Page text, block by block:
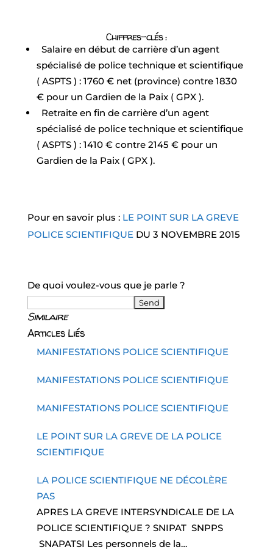
Chiffres-clés :
Salaire en début de carrière d’un agent
spécialisé de police technique et scientifique
( ASPTS ) : 1760 € net (province) contre 1830
€ pour un Gardien de la Paix ( GPX ).
Retraite en fin de carrière d’un agent
spécialisé de police technique et scientifique
( ASPTS ) : 1410 € contre 2145 € pour un
Gardien de la Paix ( GPX ).
Pour en savoir plus : LE POINT SUR LA GREVE
POLICE SCIENTIFIQUE DU 3 NOVEMBRE 2015
De quoi voulez-vous que je parle ?
Similaire
Articles Liés
MANIFESTATIONS POLICE SCIENTIFIQUE
MANIFESTATIONS POLICE SCIENTIFIQUE
MANIFESTATIONS POLICE SCIENTIFIQUE
LE POINT SUR LA GREVE DE LA POLICE
SCIENTIFIQUE
LA POLICE SCIENTIFIQUE NE DÉCOLÈRE
PAS
APRES LA GREVE INTERSYNDICALE DE LA
POLICE SCIENTIFIQUE ? SNIPAT SNPPS
SNAPATSI Les personnels de la…